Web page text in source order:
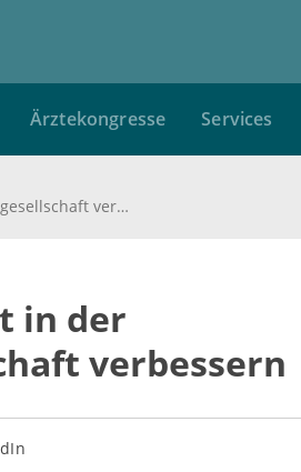
Ärztekongresse Services
Die Schlafqualität in der Leistungsgesellschaft verbessern
in der
verbessern